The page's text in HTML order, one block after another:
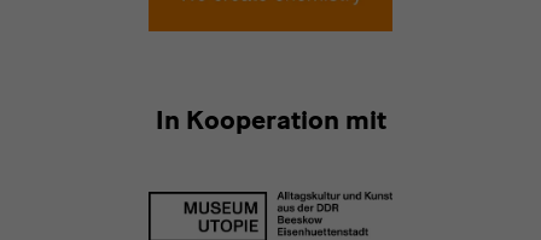
In Kooperation mit